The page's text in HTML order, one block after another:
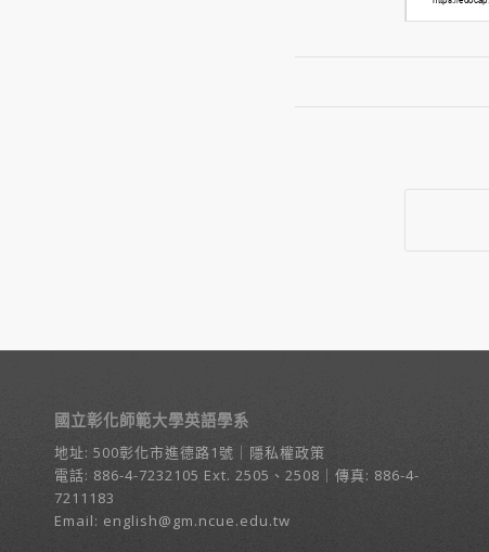
國立彰化師範大學英語學系
地址: 500彰化市進德路1號
隱私權政策
電話: 886-4-7232105 Ext. 2505、2508｜傳真: 886-4-
7211183
Email: english@gm.ncue.edu.tw